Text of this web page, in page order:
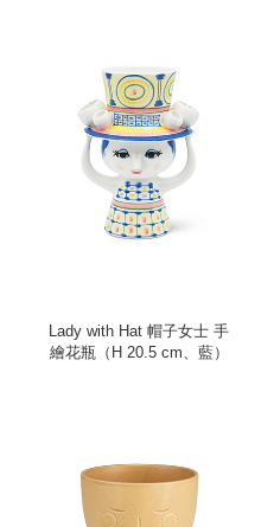
Lady with Hat 帽子女士 手
繪花瓶（H 20.5 cm、藍）